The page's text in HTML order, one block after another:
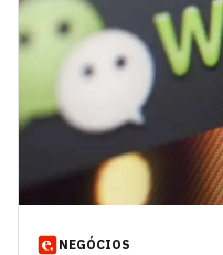
NEGÓCIOS